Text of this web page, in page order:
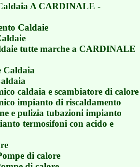
A CARDINALE -
Caldaie
tutte marche a CARDINALE
Caldaia
caldaia e scambiatore di calore
impianto di riscaldamento
e pulizia tubazioni impianto
termosifoni con acido e
di calore